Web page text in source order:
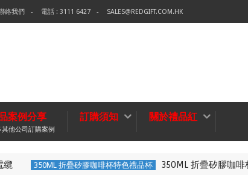
絡我們 電話 : 3111 6427 SALES@REDGIFT.COM.HK
案例分享
其他公司訂購案例
訂購須知 關於禮品紅
350ML 折疊矽膠咖啡杯特色禮品杯 350ML 折疊矽膠咖啡杯-